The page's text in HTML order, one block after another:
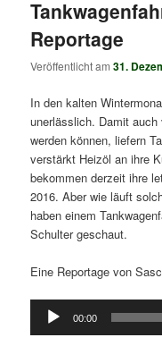
Reportage
Veröffentlicht am31.
In den kalten
unerlässlich. Damit auch
werden können, liefern
verstärkt Heizöl an ihre
bekommen derzeit ihre
2016. Aber wie läuft
haben einem
Schulter geschaut.
Eine Reportage von
Audio-
Player
00:00